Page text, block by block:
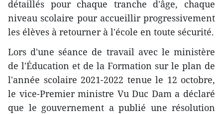
détaillés pour chaque tranche d'âge, chaque
niveau scolaire pour accueillir progressivement
les élèves à retourner à l'école en toute sécurité.
Lors d'une séance de travail avec le ministère
de l'Éducation et de la Formation sur le plan de
l'année scolaire 2021-2022 tenue le 12 octobre,
le vice-Premier ministre Vu Duc Dam a déclaré
que le gouvernement a publié une résolution